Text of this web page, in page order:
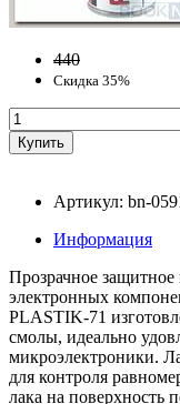
440
Скидка 35%
Артикул: bn-
Информация
Прозрачное
электронных
PLASTIK-71
смолы, идеально
микроэлектроники.
для контроля
лака на поверхность